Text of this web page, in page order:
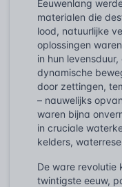
Eeuwenlang
materialen die
lood, natuurlijke
oplossingen
in hun
dynamische
door zettingen,
– nauwelijks
waren bijna
in cruciale
kelders,
De ware
twintigste eeuw,